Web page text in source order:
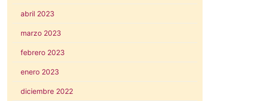
abril 2023
marzo 2023
febrero 2023
enero 2023
diciembre 2022